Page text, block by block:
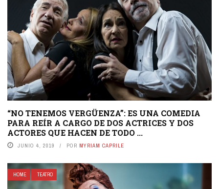
“NO TENEMOS VERGÜENZA”: ES UNA COMEDIA
PARA REÍR A CARGO DE DOS ACTRICES Y DOS
ACTORES QUE HACEN DE TODO ...
JUNIO 4, 2019 POR MYRIAM CAPRILE
HOME TEATRO